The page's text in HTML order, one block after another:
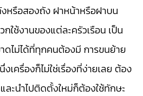
หรือสองถัง ฝาหน้าหรือฝาบน
ใช้งานของแต่ละครัวเรือน เป็น
ดไม่ได้ที่ทุกคนต้องมี การขนย้าย
เครื่องก็ไม่ใช่เรื่องที่ง่ายเลย ต้อง
ละนำไปติดตั้งใหม่ก็ต้องใช้ทักษะ